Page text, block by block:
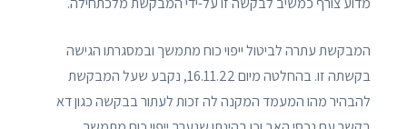
המבקשת עתרה לביטול ייפוי כוח מתמשך ובמסגרתו הגישה
בקשתה זו. בהחלטה מיום 16.11.22, נקבע שעל המבקשת
להבהיר מהו המעמד המקנה לה זכות לעתור בבקשה כגון דא